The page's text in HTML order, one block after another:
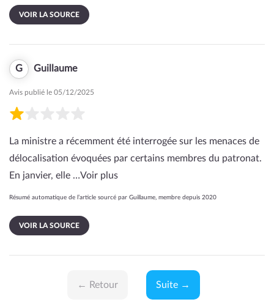
VOIR LA SOURCE
G Guillaume
Avis publié le 05/12/2025
La ministre a récemment été interrogée sur les menaces de
délocalisation évoquées par certains membres du patronat.
En janvier, elle …Voir plus
Résumé automatique de l’article sourcé par Guillaume, membre depuis 2020
VOIR LA SOURCE
← Retour Suite →